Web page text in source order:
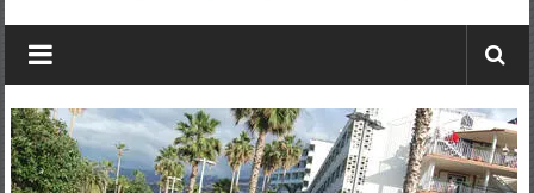
Wochenblatt
die
der
Kanarischen
Inseln